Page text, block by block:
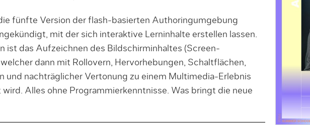
fünfte Version der flash-basierten Authoringumgebung
mit der sich interaktive Lerninhalte erstellen lassen.
ist das Aufzeichnen des Bildschirminhaltes (Screen-
welcher dann mit Rollovern, Hervorhebungen, Schaltflächen,
und nachträglicher Vertonung zu einem Multimedia-Erlebnis
Alles ohne Programmierkenntnisse. Was bringt die neue